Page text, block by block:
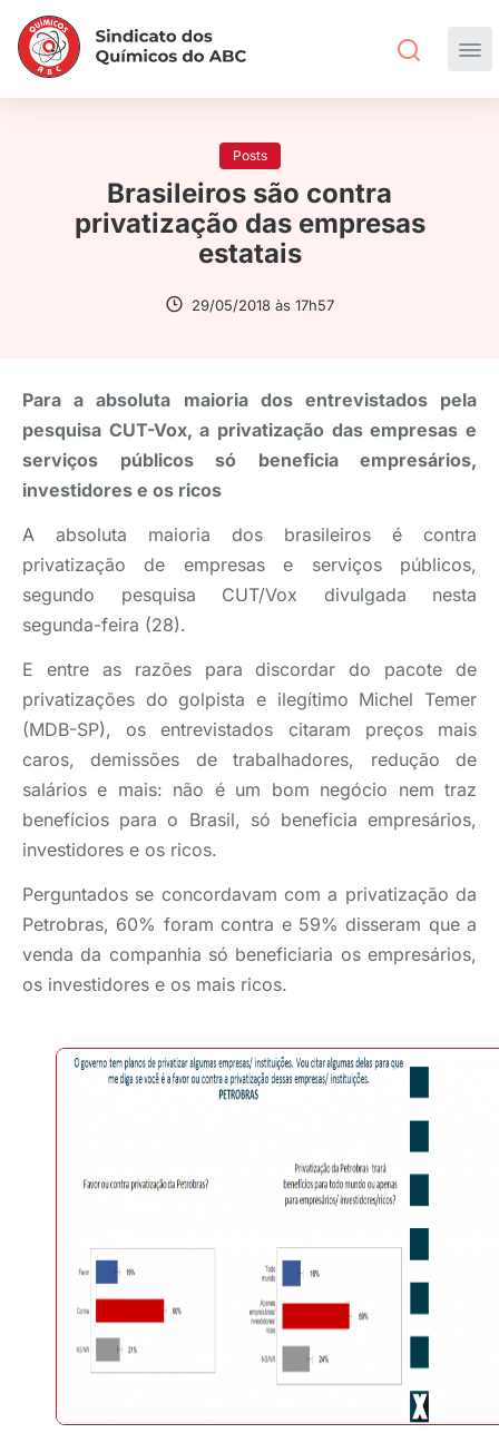
Posts
Brasileiros são contra
privatização das empresas
estatais
29/05/2018 às 17h57
Para a absoluta maioria dos entrevistados pela
pesquisa CUT-Vox, a privatização das empresas e
serviços públicos só beneficia empresários,
investidores e os ricos
A absoluta maioria dos brasileiros é contra
privatização de empresas e serviços públicos,
segundo pesquisa CUT/Vox divulgada nesta
segunda-feira (28).
E entre as razões para discordar do pacote de
privatizações do golpista e ilegítimo Michel Temer
(MDB-SP), os entrevistados citaram preços mais
caros, demissões de trabalhadores, redução de
salários e mais: não é um bom negócio nem traz
benefícios para o Brasil, só beneficia empresários,
investidores e os ricos.
Perguntados se concordavam com a privatização da
Petrobras, 60% foram contra e 59% disseram que a
venda da companhia só beneficiaria os empresários,
os investidores e os mais ricos.